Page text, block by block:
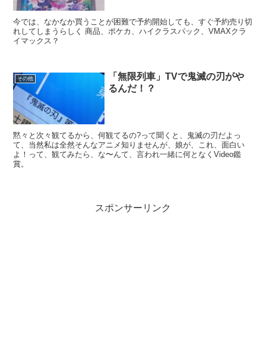
今では、なかなか買うことが困難で予約開始しても、すぐ予約売り切
れしてしまうらしく 商品、ポケカ、ハイクラスパック、VMAXクラ
イマックス？
その他
「無限列車」TVで鬼滅の刃がや
るんだ！？
黙々と次々観てるから、何観てるの?って聞くと、鬼滅の刃だよっ
て、当然私は全然そんなアニメ知りませんが、娘が、これ、面白い
よ！って、観てみたら、な〜んて、言われ一緒に何となくVideo鑑
賞。
スポンサーリンク